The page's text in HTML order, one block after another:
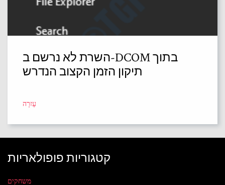
השרת לא נרשם ב-DCOM בתוך
תיקון הזמן הקצוב הנדרש
עֶזרָה
קטגוריות פופולאריות
משחקים